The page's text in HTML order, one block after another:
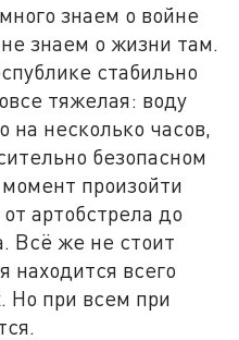
знаем о войне
знаем о жизни там.
стабильно
тяжелая: воду
на несколько часов,
безопасном
произойти
артобстрела до
Всё же не стоит
находится всего
Но при всем при